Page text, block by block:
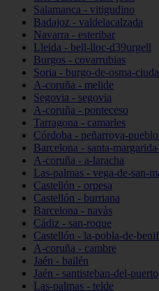
Salamanca - vitigudino
Badajoz - valdelacalzada
Navarra - esteribar
Lleida - bell-lloc-d39urgell
Burgos - covarrubias
Soria - burgo-de-osma-
A-coruña - melide
Segovia - segovia
A-coruña - ponteceso
Tarragona - camarles
Córdoba - peñarroya-
Barcelona - santa-
A-coruña - a-laracha
Las-palmas - vega-de-san-
Castellón - orpesa
Castellón - burriana
Barcelona - navàs
Cádiz - san-roque
Castellón - la-pobla-de-
A-coruña - cambre
Jaén - bailén
Jaén - santisteban-del-puerto
Las-palmas - telde